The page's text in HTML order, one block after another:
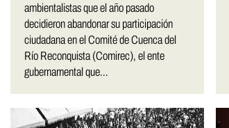
ambientalistas que el año pasado
decidieron abandonar su participación
ciudadana en el Comité de Cuenca del
Río Reconquista (Comirec), el ente
gubernamental que...